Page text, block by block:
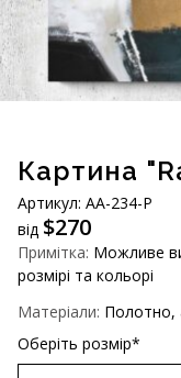
(A$)JPY (¥)TWD
Картина
Артикул: AA-234-P
від $270
Примітка: Можливе
розмірі та кольорі
Матеріали: Полотно,
Оберіть розмір*